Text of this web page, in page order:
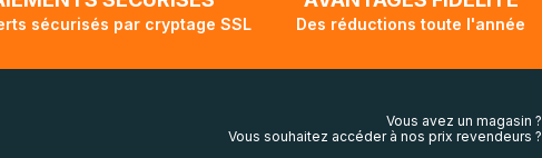
sécurisés par cryptage SSL Des réductions toute l'année
Vous avez un magasin ?
Vous souhaitez accéder à nos prix revendeurs ?